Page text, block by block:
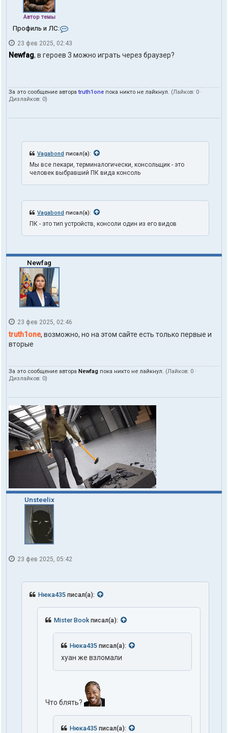
Автор темы
Профиль и ЛС:
н
т
а
п
ь
в
т
е
л
r
t
h
e
23 фев 2025, 02:43
Newfag, в героев 3 можно играть через браузер?
За это сообщение автораtruth1one пока никто не лайкнул. (Лайков: 0 ·
Дизлайков: 0)
Vagabond писал(а):
Мы все пекари, терминалогически, консольщик - это
человек выбравший ПК вида консоль
Vagabond писал(а):
ПК - это тип устройств, консоли один из его видов
Newfag
23 фев 2025, 02:46
truth1one, возможно, но на этом сайте есть только первые и
вторые
За это сообщение автора Newfag пока никто не лайкнул. (Лайков: 0 ·
Дизлайков: 0)
Unsteelix
23 фев 2025, 05:42
Нюка435 писал(а):
Mister Bookписал(а):
Нюка435 писал(а):
хуан же взломали
Что блять?
Нюка435 писал(а):